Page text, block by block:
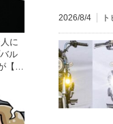
に
ル
デ
2026/8/4